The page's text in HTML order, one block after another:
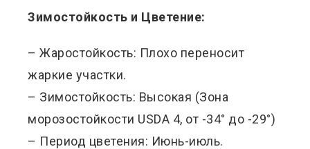
Зимостойкость и Цветение:
– Жаростойкость: Плохо переносит
жаркие участки.
– Зимостойкость: Высокая (Зона
морозостойкости USDA 4, от -34° до -29°)
– Период цветения: Июнь-июль.